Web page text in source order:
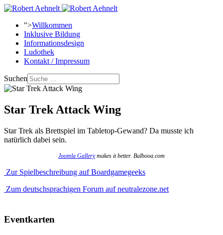
">Willkommen
Inklusive Bildung
Informationsdesign
Ludothek
Kontakt / Impressum
Suchen
Star Trek Attack Wing
Star Trek als Brettspiel im Tabletop-Gewand? Da musste ich
natürlich dabei sein.
Joomla Gallerymakes it better. Balbooa.com
Zur Spielbeschreibung auf Boardgamegeeks
Zum deutschsprachigen Forum auf neutralezone.net
Eventkarten